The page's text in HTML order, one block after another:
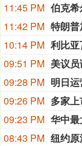
11:45 PM 伯克
11:42 PM
10:14 PM
09:51 PM
09:28 PM
09:26 PM 多家
09:23 PM 华中
08:43 PM 纽约原